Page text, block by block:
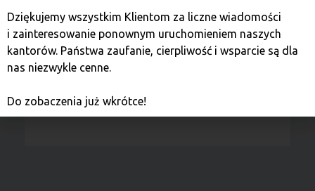
najnowszych standardów
kryptograficznych dostępnych
w technologii blockchain, zapewniających
bezpieczeństwo twojej transakcji.
Dziękujemy wszystkim Klientom za liczne wiadomości
i zainteresowanie ponownym uruchomieniem naszych
kantorów. Państwa zaufanie, cierpliwość i wsparcie są dla
nas niezwykle cenne.
Do zobaczenia już wkrótce!